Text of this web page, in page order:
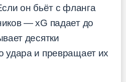
он бьёт с фланга
— xG падает до
десятки
удара и превращает их